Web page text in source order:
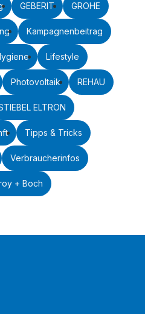
GEBERIT GROHE
Kampagnenbeitrag
Lifestyle
Photovoltaik REHAU
ELTRON
Tipps & Tricks
Verbraucherinfos
+ Boch